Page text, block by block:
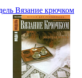
Вязание крючком